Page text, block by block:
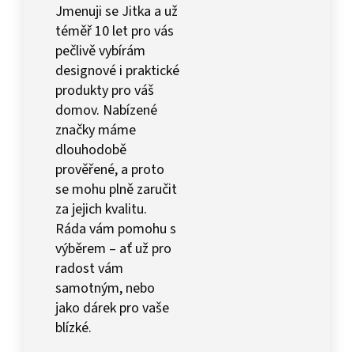
Jmenuji se Jitka a už
téměř 10 let pro vás
pečlivě vybírám
designové i praktické
produkty pro váš
domov. Nabízené
značky máme
dlouhodobě
prověřené, a proto
se mohu plně zaručit
za jejich kvalitu.
Ráda vám pomohu s
výběrem – ať už pro
radost vám
samotným, nebo
jako dárek pro vaše
blízké.